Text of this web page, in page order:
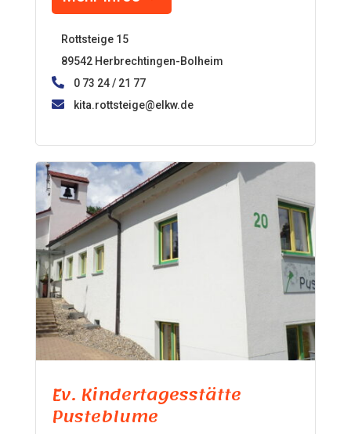
Rottsteige 15
89542 Herbrechtingen-Bolheim
0 73 24 / 21 77
kita.rottsteige@elkw.de
Ev. Kindertagesstätte
Pusteblume